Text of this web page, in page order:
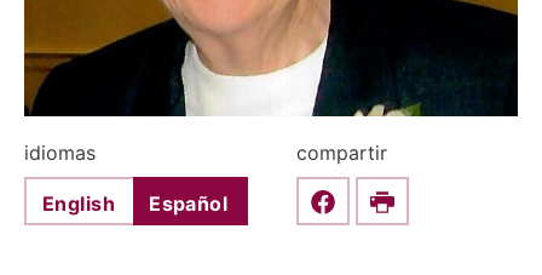
idiomas
English Español
compartir
Share this on Facebook
Print